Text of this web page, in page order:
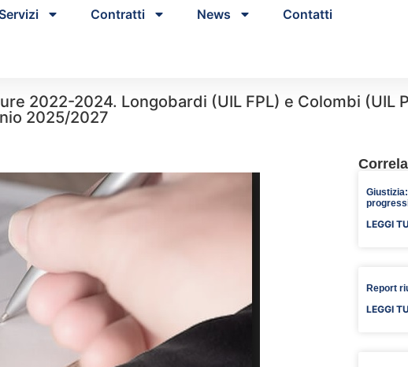
Servizi Contratti News Contatti
2022-2024. Longobardi (UIL FPL) e Colombi (UIL
2025/2027
LEGGI
Report
LEGGI